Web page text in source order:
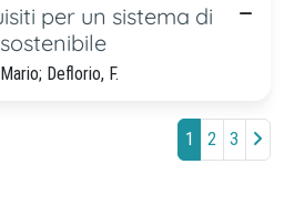
per un sistema di
Deflorio, F.
1 2 3